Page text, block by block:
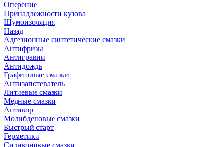
Оперение
Принадлежности кузова
Шумоизоляция
Назад
Адгезионные синтетические смазки
Антифризы
Антигравий
Антидождь
Графитовые смазки
Антизапотеватель
Литиевые смазки
Медные смазки
Антикор
Молибденовые смазки
Быстрый старт
Герметики
Силиконовые смазки